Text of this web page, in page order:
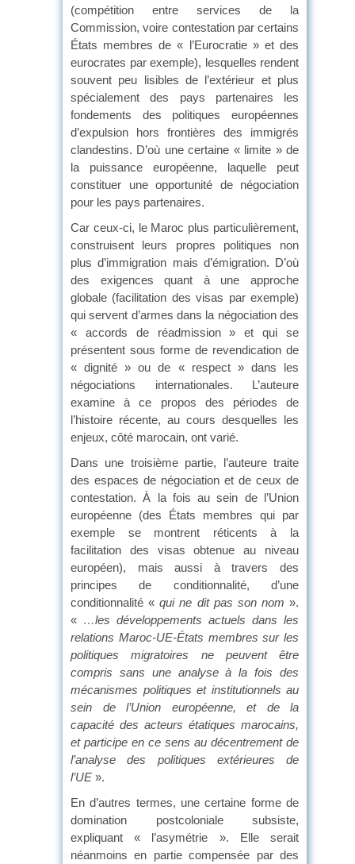
(compétition entre services de la
Commission, voire contestation par certains
États membres de « l’Eurocratie » et des
eurocrates par exemple), lesquelles rendent
souvent peu lisibles de l’extérieur et plus
spécialement des pays partenaires les
fondements des politiques européennes
d’expulsion hors frontières des immigrés
clandestins. D’où une certaine « limite » de
la puissance européenne, laquelle peut
constituer une opportunité de négociation
pour les pays partenaires.
Car ceux-ci, le Maroc plus particulièrement,
construisent leurs propres politiques non
plus d’immigration mais d’émigration. D’où
des exigences quant à une approche
globale (facilitation des visas par exemple)
qui servent d’armes dans la négociation des
« accords de réadmission » et qui se
présentent sous forme de revendication de
« dignité » ou de « respect » dans les
négociations internationales. L’auteure
examine à ce propos des périodes de
l’histoire récente, au cours desquelles les
enjeux, côté marocain, ont varié.
Dans une troisième partie, l’auteure traite
des espaces de négociation et de ceux de
contestation. À la fois au sein de l’Union
européenne (des États membres qui par
exemple se montrent réticents à la
facilitation des visas obtenue au niveau
européen), mais aussi à travers des
principes de conditionnalité, d’une
conditionnalité «qui ne dit pas son nom ».
« …les développements actuels dans les
relations Maroc-UE-États membres sur les
politiques migratoires ne peuvent être
compris sans une analyse à la fois des
mécanismes politiques et institutionnels au
sein de l’Union européenne, et de la
capacité des acteurs étatiques marocains,
et participe en ce sens au décentrement de
l’analyse des politiques extérieures de
l’UE ».
En d’autres termes, une certaine forme de
domination postcoloniale subsiste,
expliquant « l’asymétrie ». Elle serait
néanmoins en partie compensée par des